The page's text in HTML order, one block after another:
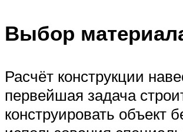
Выбор
Расчёт конструкции
первейшая задача
конструировать объект